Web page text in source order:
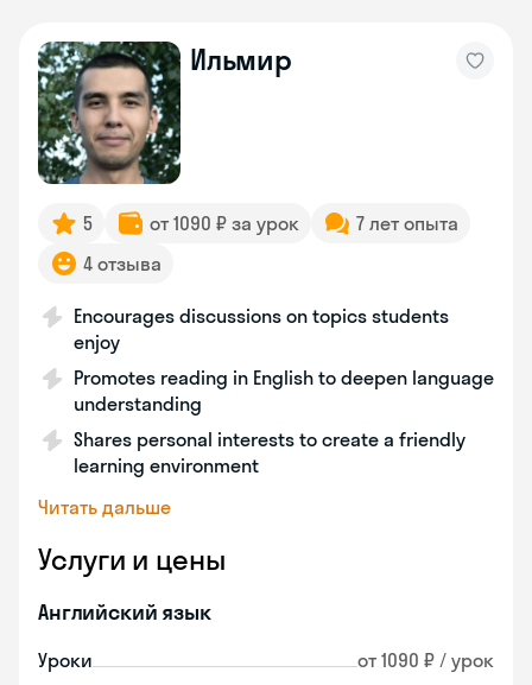
Ильмир
5 от 1090 ₽ за урок
7 лет опыта
4 отзыва
Encourages discussions on topics students
enjoy
Promotes reading in English to deepen language
understanding
Shares personal interests to create a friendly
learning environment
Читать дальше
Услуги и цены
Английский язык
Уроки от 1090 ₽ / урок